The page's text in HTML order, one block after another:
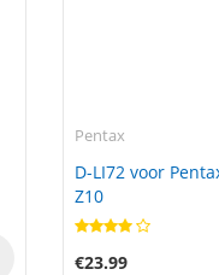
Pentax
D-LI72 voor
Z10
€23.99